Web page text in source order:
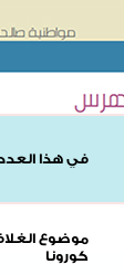
في هذا
موضوع
كورونا